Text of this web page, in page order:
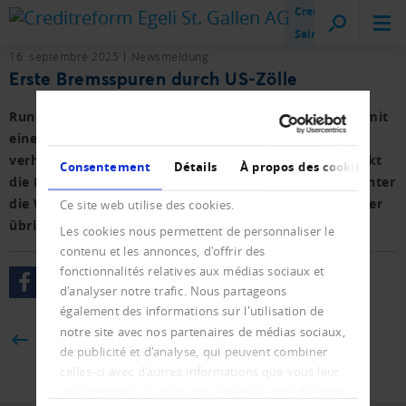
Consentement Détails À propos des cookies
Ce site web utilise des cookies.
Les cookies nous permettent de personnaliser le
contenu et les annonces, d'offrir des
fonctionnalités relatives aux médias sociaux et
d'analyser notre trafic. Nous partageons
également des informations sur l'utilisation de
notre site avec nos partenaires de médias sociaux,
de publicité et d'analyse, qui peuvent combiner
celles-ci avec d'autres informations que vous leur
Creditreform
Saint-Gall
16. septembre 2025 Newsmeldung
Erste Bremsspuren durch US-Zölle
Rund die Hälfte der exportorientierten KMU rechnet mit
einem Gewinnrückgang. Der Grund: die willkürlich
verhängten 39 Prozent Zoll seitens der USA. Das drückt
die Erwartungen. Der KMU PMI von Raiffeisen sinkt unter
die Wachstumsschwelle, und auch die Perspektiven der
übrigen Schweizer Wirtschaft sind verhalten.
BACK